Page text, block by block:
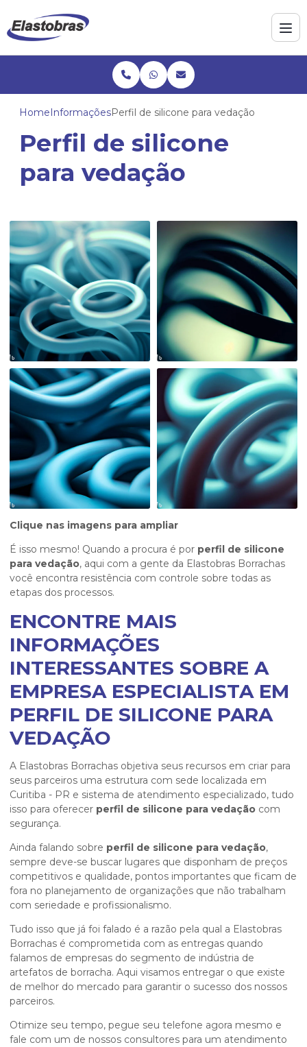
HomeInformaçõesPerfil de silicone para vedação
Perfil de silicone
para vedação
Clique nas imagens para ampliar
É isso mesmo! Quando a procura é por perfil de silicone
para vedação, aqui com a gente da Elastobras Borrachas
você encontra resistência com controle sobre todas as
etapas dos processos.
ENCONTRE MAIS
INFORMAÇÕES
INTERESSANTES SOBRE A
EMPRESA ESPECIALISTA EM
PERFIL DE SILICONE PARA
VEDAÇÃO
A Elastobras Borrachas objetiva seus recursos em criar para
seus parceiros uma estrutura com sede localizada em
Curitiba - PR e sistema de atendimento especializado, tudo
isso para oferecer perfil de silicone para vedação com
segurança.
Ainda falando sobre perfil de silicone para vedação,
sempre deve-se buscar lugares que disponham de preços
competitivos e qualidade, pontos importantes que ficam de
fora no planejamento de organizações que não trabalham
com seriedade e profissionalismo.
Tudo isso que já foi falado é a razão pela qual a Elastobras
Borrachas é comprometida com as entregas quando
falamos de empresas do segmento de indústria de
artefatos de borracha. Aqui visamos entregar o que existe
de melhor do mercado para garantir o sucesso dos nossos
parceiros.
Otimize seu tempo, pegue seu telefone agora mesmo e
fale com um de nossos consultores para um atendimento